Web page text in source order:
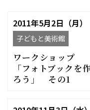
2011年5月2日（月）
子どもと美術館
ワークショップ
「フォトブックを作
ろう」 その1